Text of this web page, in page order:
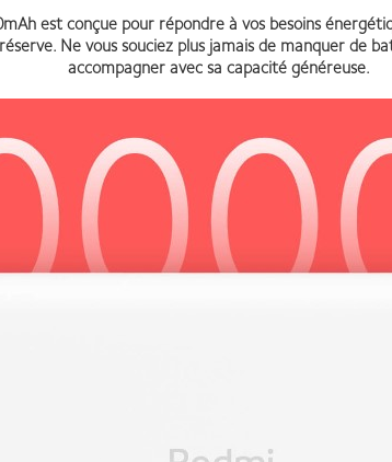
est conçue pour répondre à vos besoins
Ne vous souciez plus jamais de manquer de
accompagner avec sa capacité généreuse.